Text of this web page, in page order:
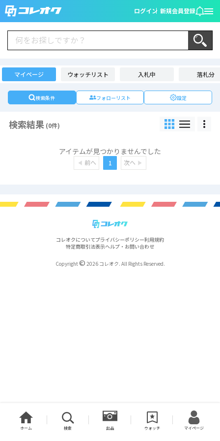
ログイン 新規会員登録
マイページ ウォッチリスト 入札中 落札分
検索条件 フォローリスト 設定
検索結果 (0件)
アイテムが見つかりませんでした
前へ 1 次へ
コレオクについてプライバシーポリシー利用規約
特定商取引法表示ヘルプ・お問い合わせ
Copyright© 2026 コレオク. All Rights Reserved.
ホーム 検索 出品 ウォッチ マイページ